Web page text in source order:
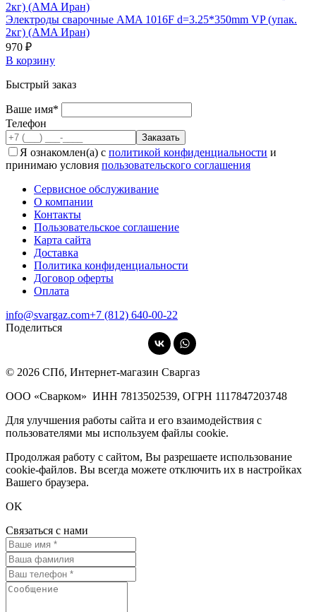
Электроды сварочные AMA 1016F d=3.25*350mm VP (упак.
2кг) (AMA Иран)
970 ₽
В корзину
Быстрый заказ
Ваше имя*
Телефон
Я ознакомлен(а) с политикой конфиденциальности и
принимаю условия пользовательского соглашения
Сервисное обслуживание
О компании
Контакты
Пользовательское соглашение
Карта сайта
Доставка
Политика конфиденциальности
Договор оферты
Оплата
info@svargaz.com+7 (812) 640‑00‑22
Поделиться
© 2026 СПб, Интернет-магазин Сваргаз
ООО «Сварком» ИНН 7813502539, ОГРН 1117847203748
Для улучшения работы сайта и его взаимодействия с
пользователями мы используем файлы cookie.
Продолжая работу с сайтом, Вы разрешаете использование
cookie-файлов. Вы всегда можете отключить их в настройках
Вашего браузера.
OK
Связаться с нами